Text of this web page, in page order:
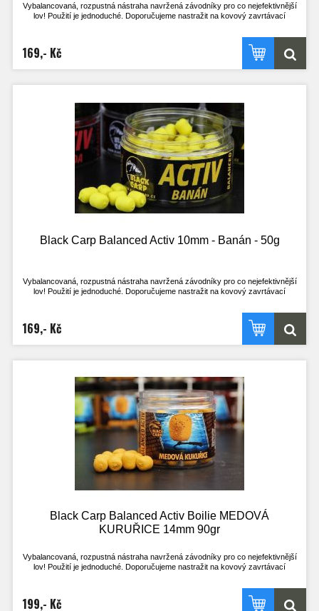
Vybalancovaná, rozpustná nástraha navržená závodníky pro co nejefektivnější
lov! Použití je jednoduché. Doporučujeme nastražit na kovový zavrtávací
Výdrž ve vodě je přibližně 2h. Je však odvislá na aktuálních okolnostech. V
chladné vodě a při nezájmu ryb je delší, naopak při vysoké aktivitě ryb a teplé
Nástrahu lze použít i opakovaně, pokud je po vytažení z vody ještě dostatečně
na jednu nástrahu uloveni i 4 kapři.
Tato nástraha se určitě stane nedílnou součástí zásoby nástrah všech, co si
chtějí opravdu zachytat a nemají mnoho času. Vyzkoušejte nástrahy, které
doposud používal jen uzavřený okruh rybářů!
- Pracuje i v té nejchladnější vodě
- Pracuje téměř okamžitě po vhození do vody
- Nepostradatelná nástraha pro lov na závodech
- Široké spektrum příchutí, z kterého vyberete tu zprávnou pro vaši vodu
- Method feeder
169,- Kč
Black Carp Balanced Activ 10mm - Banán - 50g
Vybalancovaná, rozpustná nástraha navržená závodníky pro co nejefektivnější
lov! Použití je jednoduché. Doporučujeme nastražit na kovový zavrtávací
Výdrž ve vodě je přibližně 2h. Je však odvislá na aktuálních okolnostech. V
chladné vodě a při nezájmu ryb je delší, naopak při vysoké aktivitě ryb a teplé
Nástrahu lze použít i opakovaně, pokud je po vytažení z vody ještě dostatečně
na jednu nástrahu uloveni i 4 kapři.
Tato nástraha se určitě stane nedílnou součástí zásoby nástrah všech, co si
chtějí opravdu zachytat a nemají mnoho času. Vyzkoušejte nástrahy, které
doposud používal jen uzavřený okruh rybářů!
- Pracuje i v té nejchladnější vodě
- Pracuje téměř okamžitě po vhození do vody
- Nepostradatelná nástraha pro lov na závodech
- Široké spektrum příchutí, z kterého vyberete tu zprávnou pro vaši vodu
- Method feeder
169,- Kč
Black Carp Balanced Activ Boilie MEDOVÁ
KURUŘICE 14mm 90gr
Vybalancovaná, rozpustná nástraha navržená závodníky pro co nejefektivnější
lov! Použití je jednoduché. Doporučujeme nastražit na kovový zavrtávací
Výdrž ve vodě je přibližně 2h. Je však odvislá na aktuálních okolnostech. V
chladné vodě a při nezájmu ryb je delší, naopak při vysoké aktivitě ryb a teplé
199,- Kč